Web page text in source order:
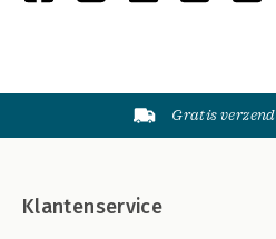
Gratis
Klantenservice